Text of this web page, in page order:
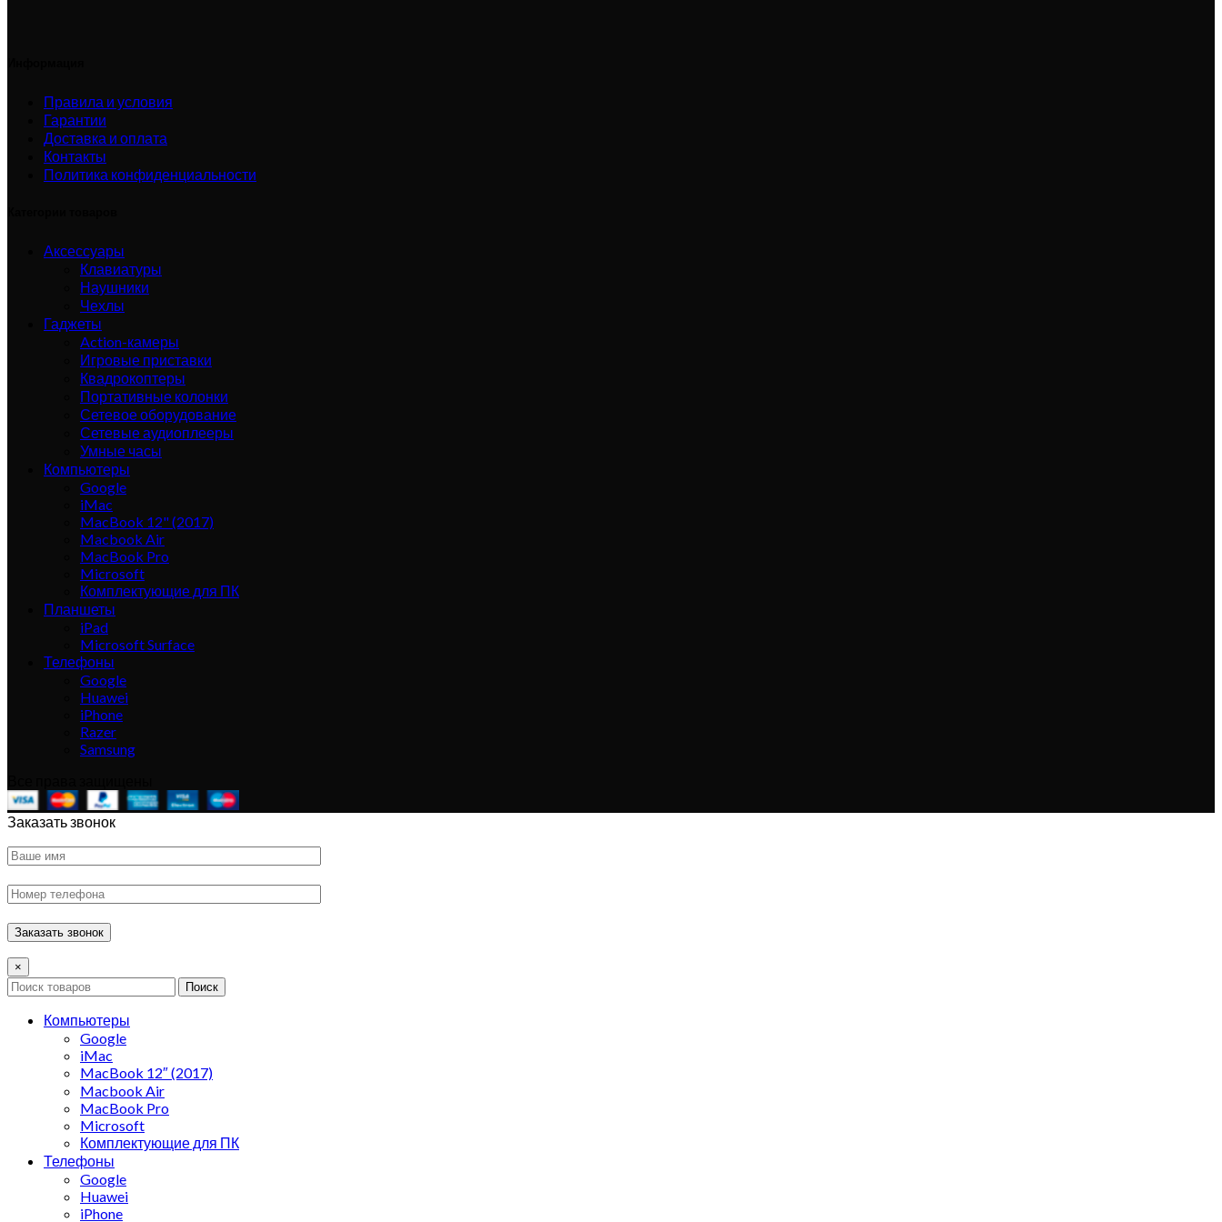
Правила и условия
Гарантии
Доставка и оплата
Контакты
Политика конфиденциальности
Аксессуары
Клавиатуры
Наушники
Чехлы
Гаджеты
Action-камеры
Игровые приставки
Квадрокоптеры
Портативные колонки
Сетевое оборудование
Сетевые аудиоплееры
Умные часы
Компьютеры
Google
iMac
MacBook 12" (2017)
Macbook Air
MacBook Pro
Microsoft
Комплектующие для ПК
Планшеты
iPad
Microsoft Surface
Телефоны
Google
Huawei
iPhone
Razer
Samsung
Заказать звонок
×
Поиск
Компьютеры
Google
iMac
MacBook 12″ (2017)
Macbook Air
MacBook Pro
Microsoft
Комплектующие для ПК
Телефоны
Google
Huawei
iPhone